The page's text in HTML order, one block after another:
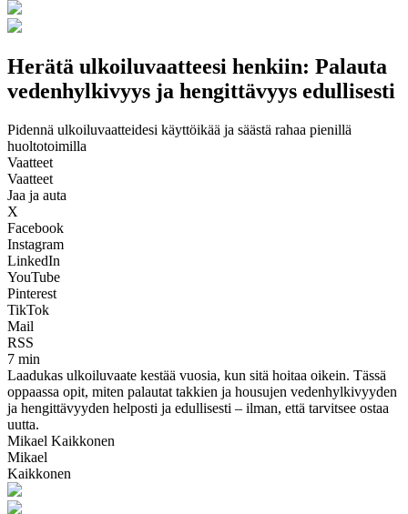
Herätä ulkoiluvaatteesi henkiin: Palauta
vedenhylkivyys ja hengittävyys edullisesti
Pidennä ulkoiluvaatteidesi käyttöikää ja säästä rahaa pienillä
huoltotoimilla
Vaatteet
Vaatteet
Jaa ja auta
X
Facebook
Instagram
LinkedIn
YouTube
Pinterest
TikTok
Mail
RSS
7 min
Laadukas ulkoiluvaate kestää vuosia, kun sitä hoitaa oikein. Tässä
oppaassa opit, miten palautat takkien ja housujen vedenhylkivyyden
ja hengittävyyden helposti ja edullisesti – ilman, että tarvitsee ostaa
uutta.
Mikael Kaikkonen
Mikael
Kaikkonen